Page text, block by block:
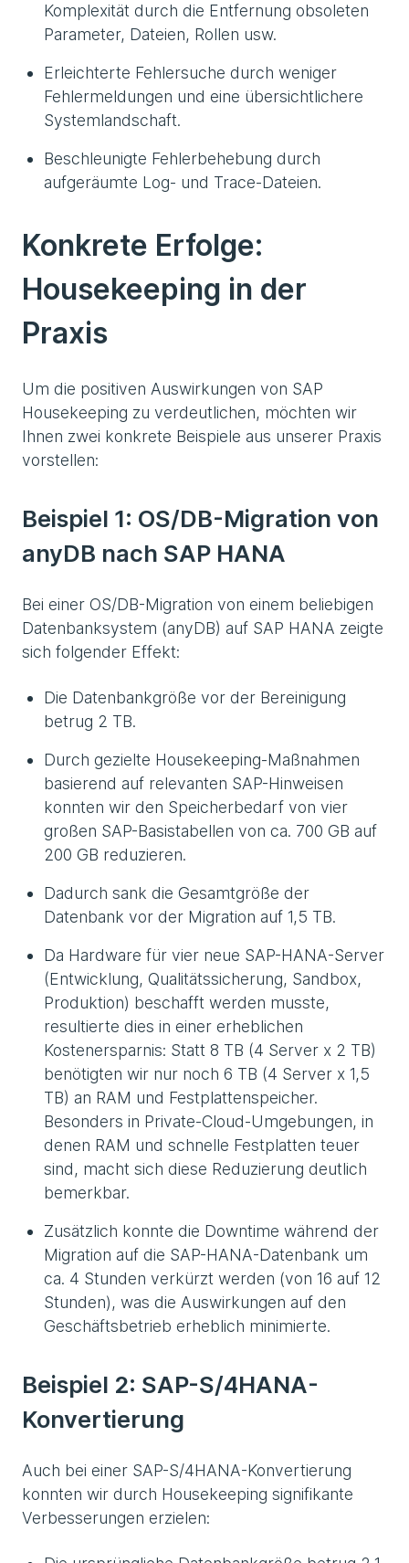
Komplexität durch die Entfernung obsoleten
Parameter, Dateien, Rollen usw.
Erleichterte Fehlersuche durch weniger
Fehlermeldungen und eine übersichtlichere
Systemlandschaft.
Beschleunigte Fehlerbehebung durch
aufgeräumte Log- und Trace-Dateien.
Konkrete Erfolge:
Housekeeping in der
Praxis
Um die positiven Auswirkungen von SAP
Housekeeping zu verdeutlichen, möchten wir
Ihnen zwei konkrete Beispiele aus unserer Praxis
vorstellen:
Beispiel 1: OS/DB-Migration von
anyDB nach SAP HANA
Bei einer OS/DB-Migration von einem beliebigen
Datenbanksystem (anyDB) auf SAP HANA zeigte
sich folgender Effekt:
Die Datenbankgröße vor der Bereinigung
betrug 2 TB.
Durch gezielte Housekeeping-Maßnahmen
basierend auf relevanten SAP-Hinweisen
konnten wir den Speicherbedarf von vier
großen SAP-Basistabellen von ca. 700 GB auf
200 GB reduzieren.
Dadurch sank die Gesamtgröße der
Datenbank vor der Migration auf 1,5 TB.
Da Hardware für vier neue SAP-HANA-Server
(Entwicklung, Qualitätssicherung, Sandbox,
Produktion) beschafft werden musste,
resultierte dies in einer erheblichen
Kostenersparnis: Statt 8 TB (4 Server x 2 TB)
benötigten wir nur noch 6 TB (4 Server x 1,5
TB) an RAM und Festplattenspeicher.
Besonders in Private-Cloud-Umgebungen, in
denen RAM und schnelle Festplatten teuer
sind, macht sich diese Reduzierung deutlich
bemerkbar.
Zusätzlich konnte die Downtime während der
Migration auf die SAP-HANA-Datenbank um
ca. 4 Stunden verkürzt werden (von 16 auf 12
Stunden), was die Auswirkungen auf den
Geschäftsbetrieb erheblich minimierte.
Beispiel 2: SAP-S/4HANA-
Konvertierung
Auch bei einer SAP-S/4HANA-Konvertierung
konnten wir durch Housekeeping signifikante
Verbesserungen erzielen: